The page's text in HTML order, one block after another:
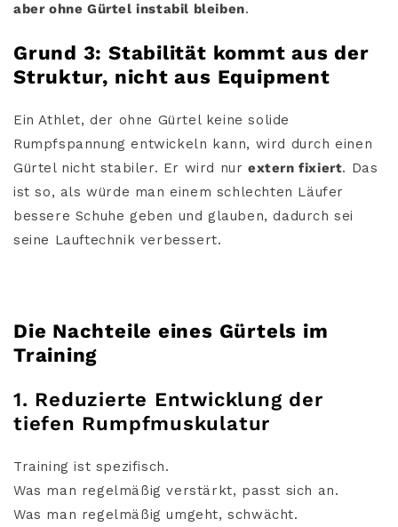
aber ohne Gürtel instabil bleiben.
Grund 3: Stabilität kommt aus der
Struktur, nicht aus Equipment
Ein Athlet, der ohne Gürtel keine solide
Rumpfspannung entwickeln kann, wird durch einen
Gürtel nicht stabiler. Er wird nurextern fixiert. Das
ist so, als würde man einem schlechten Läufer
bessere Schuhe geben und glauben, dadurch sei
seine Lauftechnik verbessert.
Die Nachteile eines Gürtels im
Training
1. Reduzierte Entwicklung der
tiefen Rumpfmuskulatur
Training ist spezifisch.
Was man regelmäßig verstärkt, passt sich an.
Was man regelmäßig umgeht, schwächt.